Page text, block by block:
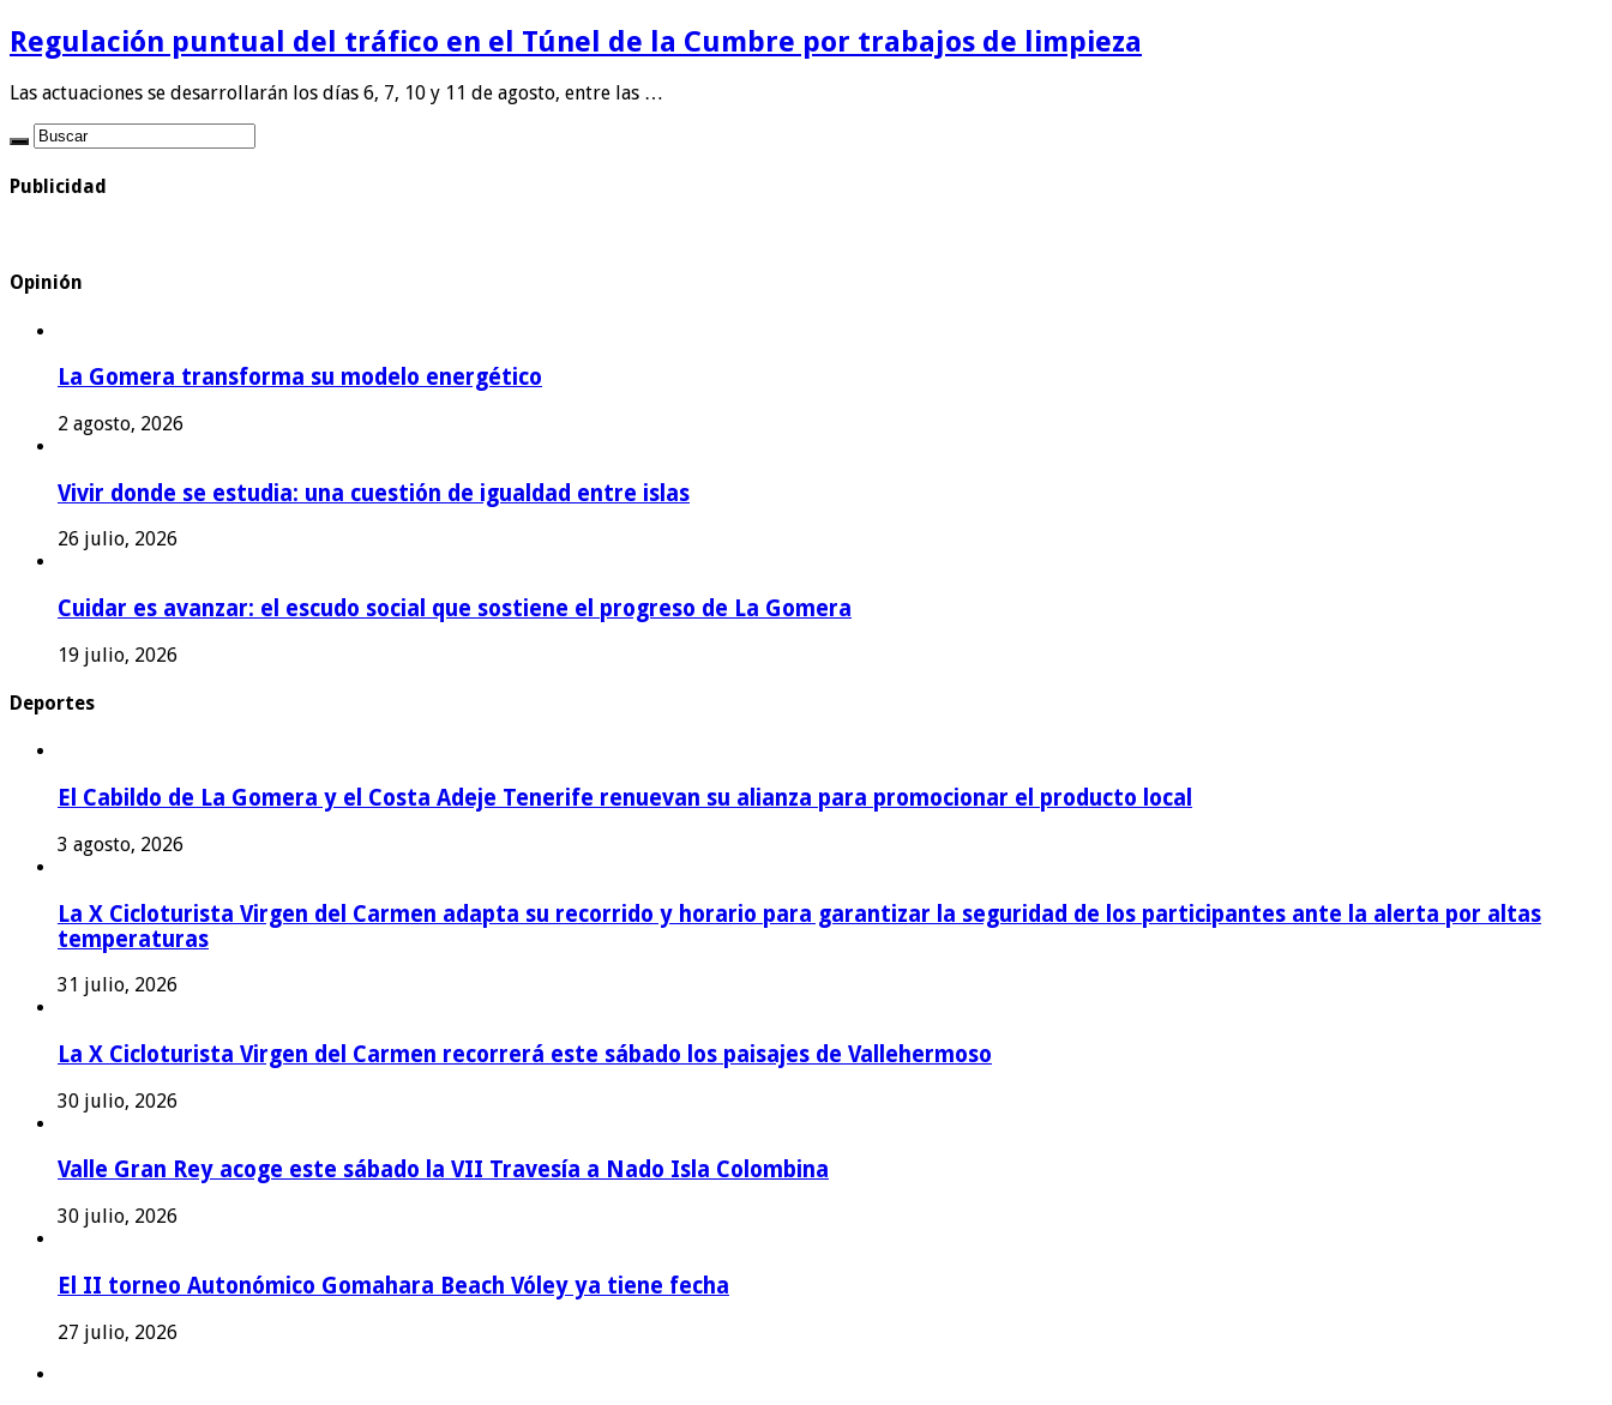
Regulación puntual del tráfico en el Túnel de la Cumbre por trabajos de limpieza
Las actuaciones se desarrollarán los días 6, 7, 10 y 11 de agosto, entre las …
Publicidad
Opinión
La Gomera transforma su modelo energético
2 agosto, 2026
Vivir donde se estudia: una cuestión de igualdad entre islas
26 julio, 2026
Cuidar es avanzar: el escudo social que sostiene el progreso de La Gomera
19 julio, 2026
Deportes
El Cabildo de La Gomera y el Costa Adeje Tenerife renuevan su alianza para promocionar el producto local
3 agosto, 2026
La X Cicloturista Virgen del Carmen adapta su recorrido y horario para garantizar la seguridad de los participantes ante la alerta por altas
temperaturas
31 julio, 2026
La X Cicloturista Virgen del Carmen recorrerá este sábado los paisajes de Vallehermoso
30 julio, 2026
Valle Gran Rey acoge este sábado la VII Travesía a Nado Isla Colombina
30 julio, 2026
El II torneo Autonómico Gomahara Beach Vóley ya tiene fecha
27 julio, 2026